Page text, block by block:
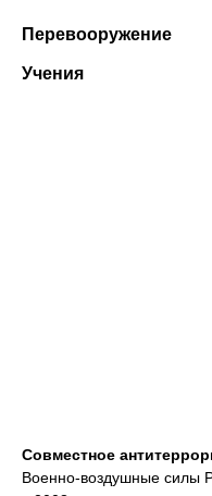
Перевооружение
Учения
Совместное
Военно-воздушные силы